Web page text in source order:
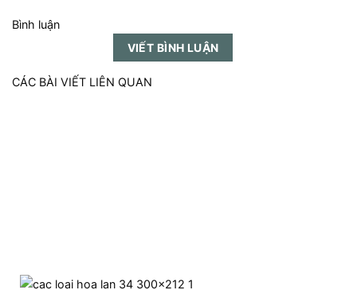
Bình luận
VIẾT BÌNH LUẬN
CÁC BÀI VIẾT LIÊN QUAN